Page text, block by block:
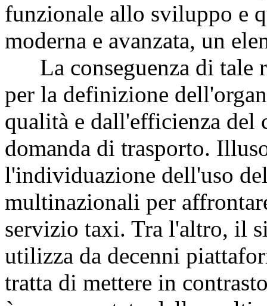
funzionale allo sviluppo e
moderna e avanzata, un
La conseguenza di tale
per la definizione
qualità e dall'efficienza del
domanda di trasporto.
l'individuazione dell'uso
multinazionali per
servizio taxi. Tra l'altro, il
utilizza da decenni
tratta di mettere in